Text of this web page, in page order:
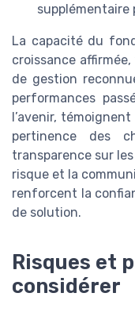
supplémentaire
La capacité du
croissance
de gestion
performances
l’avenir,
pertinence des
transparence sur
risque et la
renforcent la
de solution.
Risques et
considérer